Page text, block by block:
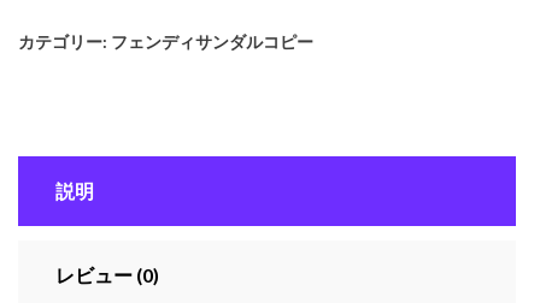
ィ）|
コ
カテゴリー: フェンディサンダルコピー
説明
レビュー (0)